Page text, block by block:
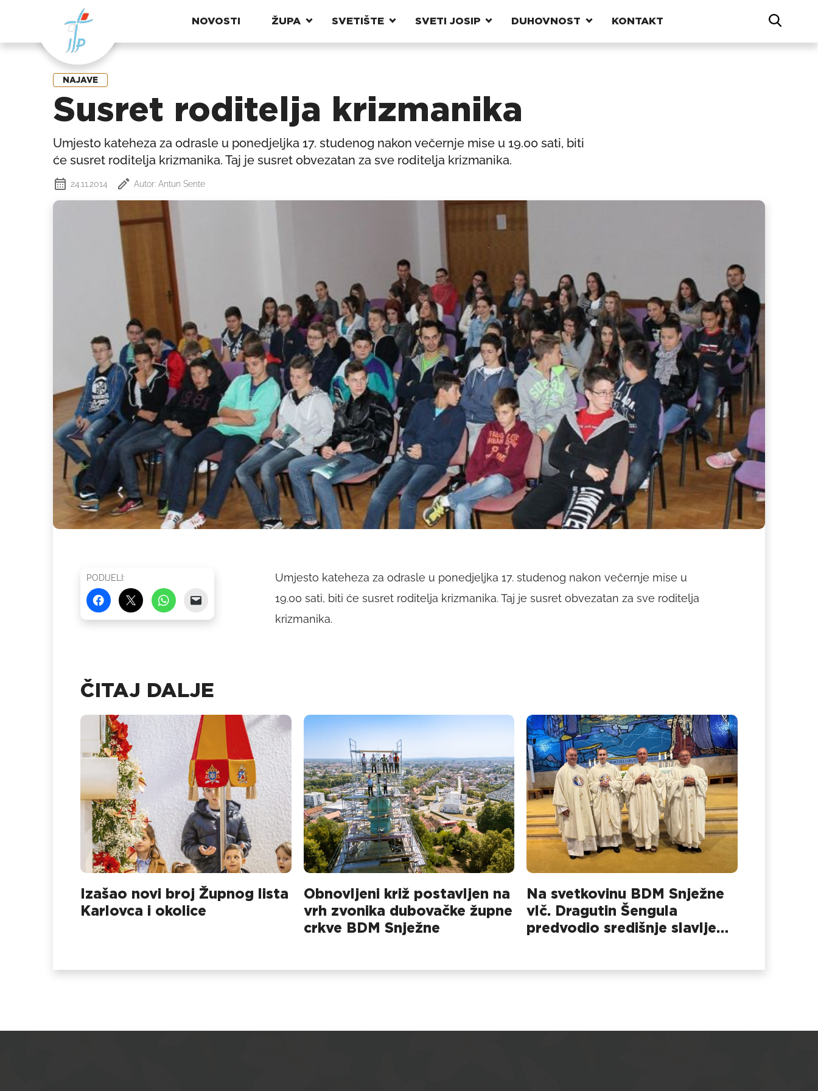
NOVOSTI ŽUPA SVETIŠTE SVETI JOSIP DUHOVNOST KONTAKT
NAJAVE
Susret roditelja krizmanika
Umjesto kateheza za odrasle u ponedjeljka 17. studenog nakon večernje mise u 19.00 sati, biti
će susret roditelja krizmanika. Taj je susret obvezatan za sve roditelja krizmanika.
24.11.2014 Autor: Antun Sente
PODIJELI:
Umjesto kateheza za odrasle u ponedjeljka 17. studenog nakon večernje mise u
19.00 sati, biti će susret roditelja krizmanika. Taj je susret obvezatan za sve roditelja
krizmanika.
ČITAJ DALJE
Izašao novi broj Župnog lista
Karlovca i okolice
Obnovljeni križ postavljen na
vrh zvonika dubovačke župne
crkve BDM Snježne
Na svetkovinu BDM Snježne
vlč. Dragutin Šengula
predvodio središnje slavlje